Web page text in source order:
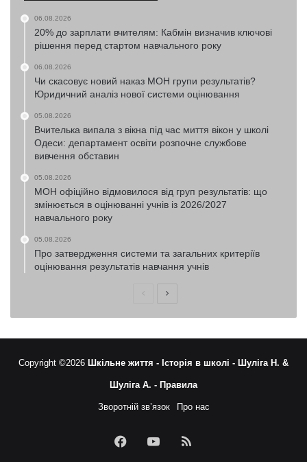
06.08.2026
20% до зарплати вчителям: Кабмін визначив ключові
рішення перед стартом навчального року
06.08.2026
Чи скасовує новий наказ МОН групи результатів?
Юридичний аналіз нової системи оцінювання
05.08.2026
Вчителька випала з вікна під час миття вікон у школі
Одеси: департамент освіти розпочне службове
вивчення обставин
05.08.2026
МОН офіційно відмовилося від груп результатів: що
змінюється в оцінюванні учнів із 2026/2027
навчального року
05.08.2026
Про затвердження системи та загальних критеріїв
оцінювання результатів навчання учнів
ПопередняНаступна
Copyright ©2026 Шкільне життя - Історія в школі - Шуліга Н. &
Шуліга А. - Правила
Зворотній зв’язок Про нас
FacebookYouTubeRSS